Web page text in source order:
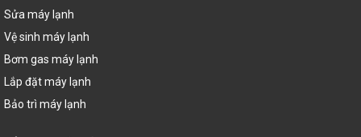
Sửa máy lạnh
Vệ sinh máy lạnh
Bơm gas máy lạnh
Lắp đặt máy lạnh
Bảo trì máy lạnh